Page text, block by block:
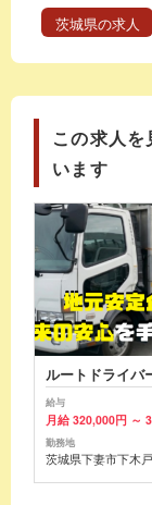
茨城県の求人
この求人
います
ルートドライバ
給与
月給 320,000円 ～
勤務地
茨城県下妻市下木